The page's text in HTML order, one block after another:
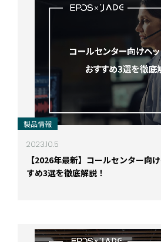
製品情報
2023.10.5
【2026年最新】コールセンター向
すめ3選を徹底解説！